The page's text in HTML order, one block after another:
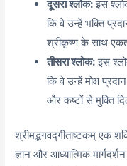
दूसरा श्लोक:इस
कि वे उन्हें भक्ति
श्रीकृष्ण के साथ
तीसरा श्लोक:इस
कि वे उन्हें मोक्ष
और कष्टों से मुक्ति
श्रीमद्भगवद्गीताष्टकम् एक
ज्ञान और आध्यात्मिक